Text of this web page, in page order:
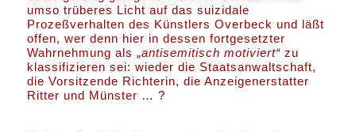
umso trüberes Licht auf das suizidale
Prozeßverhalten des Künstlers Overbeck und läßt
offen, wer denn hier in dessen fortgesetzter
Wahrnehmung als „antisemitisch motiviert“ zu
klassifizieren sei: wieder die Staatsanwaltschaft,
die Vorsitzende Richterin, die Anzeigenerstatter
Ritter und Münster … ?